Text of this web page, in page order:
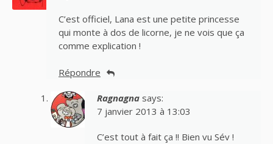
C’est officiel, Lana est une petite princesse
qui monte à dos de licorne, je ne vois que ça
comme explication !
Répondre
Ragnagna says:
7 janvier 2013 à 13:03
C’est tout à fait ça !! Bien vu Sév !